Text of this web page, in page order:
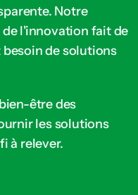
Notre
l'innovation fait de
de solutions
être des
les solutions
à relever.